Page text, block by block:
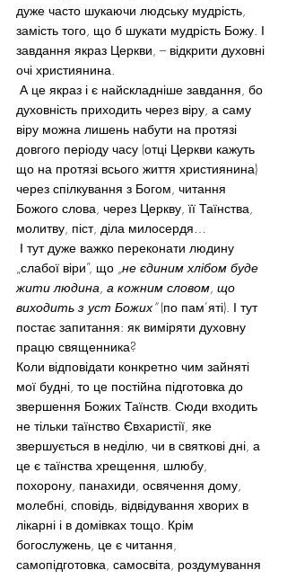
дуже часто шукаючи людську мудрість,
замість того, що б шукати мудрість Божу. І
завдання якраз Церкви, – відкрити духовні
очі християнина.
А це якраз і є найскладніше завдання, бо
духовність приходить через віру, а саму
віру можна лишень набути на протязі
довгого періоду часу (отці Церкви кажуть
що на протязі всього життя християнина)
через спілкування з Богом, читання
Божого слова, через Церкву, її Таїнства,
молитву, піст, діла милосердя…
І тут дуже важко переконати людину
„слабої віри”, що „не єдиним хлібом буде
жити людина, а кожним словом, що
виходить з уст Божих” (по пам’яті). І тут
постає запитання: як виміряти духовну
працю священника?
Коли відповідати конкретно чим зайняті
мої будні, то це постійна підготовка до
звершення Божих Таїнств. Сюди входить
не тільки таїнство Євхаристії, яке
звершується в неділю, чи в святкові дні, а
це є таїнства хрещення, шлюбу,
похорону, панахиди, освячення дому,
молебні, сповідь, відвідування хворих в
лікарні і в домівках тощо. Крім
богослужень, це є читання,
самопідготовка, самосвіта, роздумування